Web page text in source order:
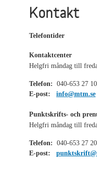
Kontakt
Telefontider
Kontaktcenter
Helgfri måndag till
Telefon: 040-653 27 10
E-post:
info@mtm.se
Punktskrifts- och
Helgfri måndag till
Telefon: 040-653 27 20
E-post: